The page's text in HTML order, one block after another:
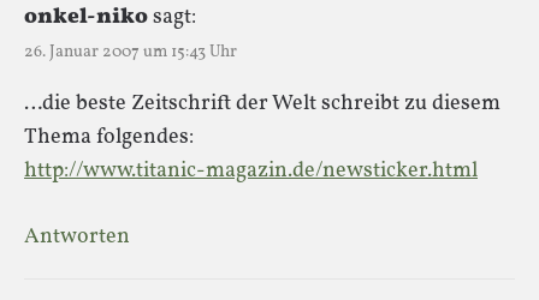
onkel-nikosagt:
26. Januar 2007 um 15:43 Uhr
…die beste Zeitschrift der Welt schreibt zu diesem
Thema folgendes:
http://www.titanic-magazin.de/newsticker.html
Antworten